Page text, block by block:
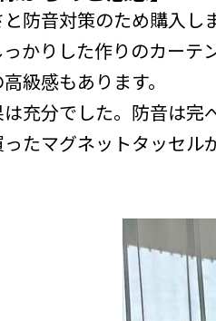
防音対策のため購入し
かりした作りのカーテ
級感もあります。
充分でした。防音は完
たマグネットタッセル